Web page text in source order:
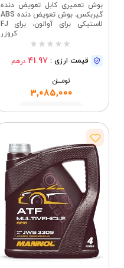
بوش تعمیری کابل تعویض دنده
گیربکس، بوش تعویض دنده ABS
لاستیکی برای آوالون، برای FJ
کروزر
قیمت ارزی : 41.97 درهم
تومــــــان
3,085,000
مشاهده